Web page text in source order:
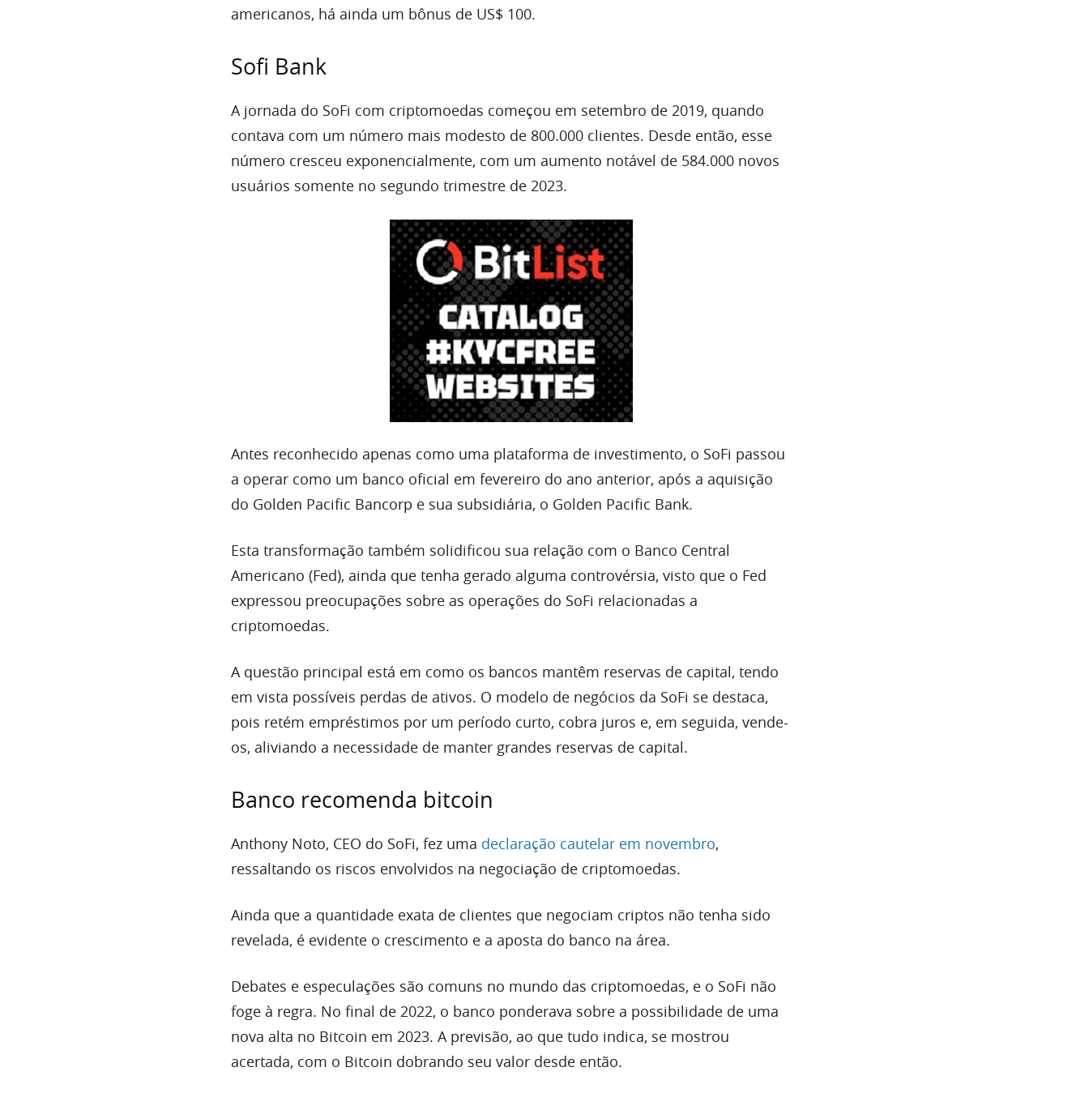
americanos, há ainda um bônus de US$ 100.
Sofi Bank
A jornada do SoFi com criptomoedas começou em setembro de 2019, quando
contava com um número mais modesto de 800.000 clientes. Desde então, esse
número cresceu exponencialmente, com um aumento notável de 584.000 novos
usuários somente no segundo trimestre de 2023.
Antes reconhecido apenas como uma plataforma de investimento, o SoFi passou
a operar como um banco oficial em fevereiro do ano anterior, após a aquisição
do Golden Pacific Bancorp e sua subsidiária, o Golden Pacific Bank.
Esta transformação também solidificou sua relação com o Banco Central
Americano (Fed), ainda que tenha gerado alguma controvérsia, visto que o Fed
expressou preocupações sobre as operações do SoFi relacionadas a
criptomoedas.
A questão principal está em como os bancos mantêm reservas de capital, tendo
em vista possíveis perdas de ativos. O modelo de negócios da SoFi se destaca,
pois retém empréstimos por um período curto, cobra juros e, em seguida, vende-
os, aliviando a necessidade de manter grandes reservas de capital.
Banco recomenda bitcoin
Anthony Noto, CEO do SoFi, fez uma declaração cautelar em novembro,
ressaltando os riscos envolvidos na negociação de criptomoedas.
Ainda que a quantidade exata de clientes que negociam criptos não tenha sido
revelada, é evidente o crescimento e a aposta do banco na área.
Debates e especulações são comuns no mundo das criptomoedas, e o SoFi não
foge à regra. No final de 2022, o banco ponderava sobre a possibilidade de uma
nova alta no Bitcoin em 2023. A previsão, ao que tudo indica, se mostrou
acertada, com o Bitcoin dobrando seu valor desde então.